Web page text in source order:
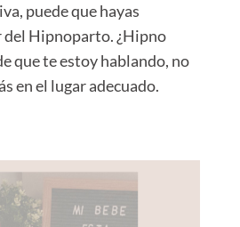
puede que hayas
del Hipnoparto. ¿Hipno
que te estoy hablando, no
en el lugar adecuado.